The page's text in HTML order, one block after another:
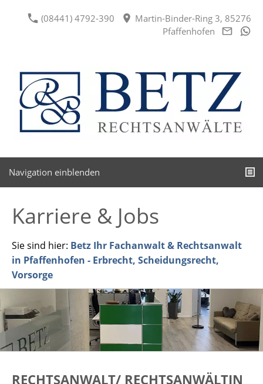
(08441) 4792-390
Martin-Binder-Ring 3, 85276
Pfaffenhofen
Navigation einblenden
Karriere & Jobs
Sie sind hier: Betz Ihr Fachanwalt & Rechtsanwalt
in Pfaffenhofen - Erbrecht, Scheidungsrecht,
Vorsorge
RECHTSANWALT/ RECHTSANWÄLTIN